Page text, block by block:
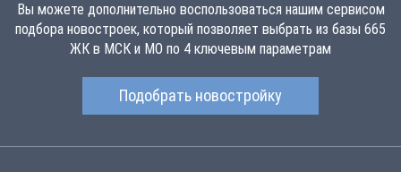
Вы можете дополнительно воспользоваться нашим сервисом
подбора новостроек, который позволяет выбрать из базы 665
ЖК в МСК и МО по 4 ключевым параметрам
Подобрать новостройку